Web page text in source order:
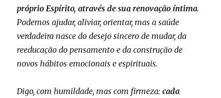
próprio Espírito, através de sua renovação íntima.
Podemos ajudar, aliviar, orientar, mas a saúde
verdadeira nasce do desejo sincero de mudar, da
reeducação do pensamento e da construção de
novos hábitos emocionais e espirituais.
Digo, com humildade, mas com firmeza:cada